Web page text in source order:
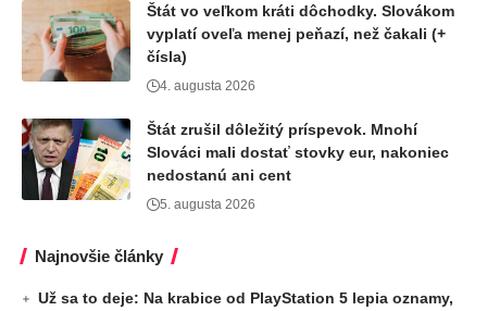
Štát vo veľkom kráti dôchodky. Slovákom
vyplatí oveľa menej peňazí, než čakali (+
čísla)
4. augusta 2026
Štát zrušil dôležitý príspevok. Mnohí
Slováci mali dostať stovky eur, nakoniec
nedostanú ani cent
5. augusta 2026
Najnovšie články
Už sa to deje: Na krabice od PlayStation 5 lepia oznamy,